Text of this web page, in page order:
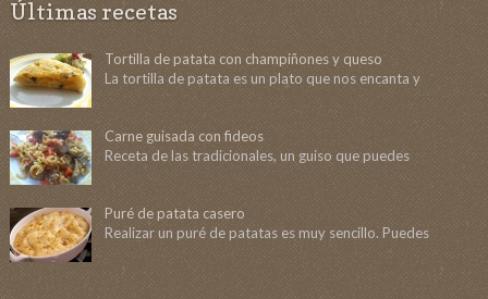
Últimas recetas
Tortilla de patata con champiñones y queso
La tortilla de patata es un plato que nos encanta y
Carne guisada con fideos
Receta de las tradicionales, un guiso que puedes
Puré de patata casero
Realizar un puré de patatas es muy sencillo. Puedes